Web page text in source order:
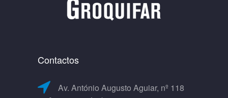
Contactos
Av. António Augusto Aguiar, nº 118